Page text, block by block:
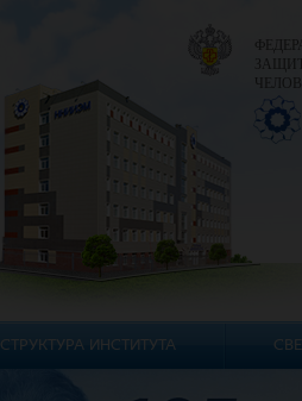
СТРУКТУРА ИНСТИТУТА